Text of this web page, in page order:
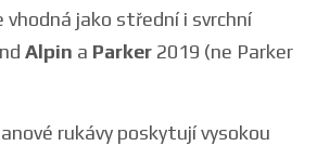
vhodná jako střední i svrchní
Alpin a Parker 2019 (ne Parker
rukávy poskytují vysokou